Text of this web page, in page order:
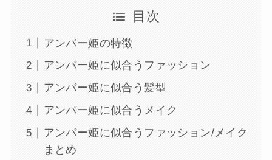
目次
アンバー姫の特徴
アンバー姫に似合うファッション
アンバー姫に似合う髪型
アンバー姫に似合うメイク
アンバー姫に似合うファッション/メイク
まとめ